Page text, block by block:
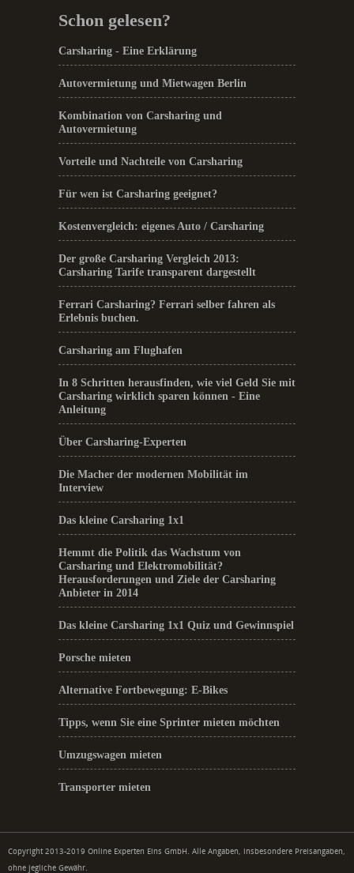
Schon gelesen?
Carsharing - Eine Erklärung
Autovermietung und Mietwagen Berlin
Kombination von Carsharing und
Autovermietung
Vorteile und Nachteile von Carsharing
Für wen ist Carsharing geeignet?
Kostenvergleich: eigenes Auto / Carsharing
Der große Carsharing Vergleich 2013:
Carsharing Tarife transparent dargestellt
Ferrari Carsharing? Ferrari selber fahren als
Erlebnis buchen.
Carsharing am Flughafen
In 8 Schritten herausfinden, wie viel Geld Sie mit
Carsharing wirklich sparen können - Eine
Anleitung
Über Carsharing-Experten
Die Macher der modernen Mobilität im
Interview
Das kleine Carsharing 1x1
Hemmt die Politik das Wachstum von
Carsharing und Elektromobilität?
Herausforderungen und Ziele der Carsharing
Anbieter in 2014
Das kleine Carsharing 1x1 Quiz und Gewinnspiel
Porsche mieten
Alternative Fortbewegung: E-Bikes
Tipps, wenn Sie eine Sprinter mieten möchten
Umzugswagen mieten
Transporter mieten
Copyright 2013-2019 Online Experten Eins GmbH. Alle Angaben, insbesondere Preisangaben,
ohne jegliche Gewähr.